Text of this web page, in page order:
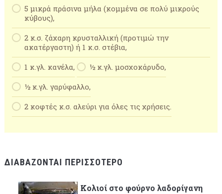
5 μικρά πράσινα μήλα (κομμένα σε πολύ μικρούς
κύβους),
2 κ.σ. ζάχαρη κρυσταλλική (προτιμώ την
ακατέργαστη) ή 1 κ.σ. στέβια,
1 κ.γλ. κανέλα,
½ κ.γλ. μοσχοκάρυδο,
½ κ.γλ. γαρύφαλλο,
2 κοφτές κ.σ. αλεύρι για όλες τις χρήσεις.
ΔΙΑΒΆΖΟΝΤΑΙ ΠΕΡΙΣΣΌΤΕΡΟ
Κολιοί στο φούρνο λαδορίγανη